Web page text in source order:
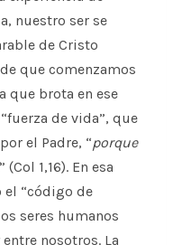
nuestro ser se
de Cristo
que comenzamos
que brota en ese
de vida”, que
el Padre, “porque
” (Col 1,16). En esa
el “código de
seres humanos
nosotros. La